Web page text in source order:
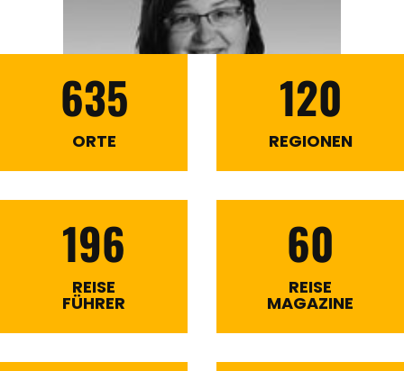
635
ORTE
120
REGIONEN
196
REISE
FÜHRER
60
REISE
MAGAZINE